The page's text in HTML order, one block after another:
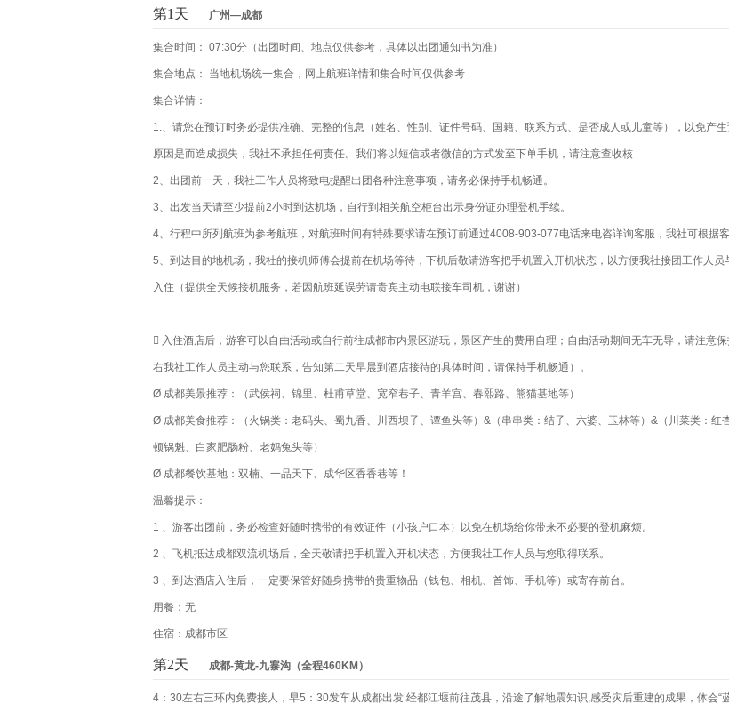
第1天 广州—成都
集合时间： 07:30分（出团时间、地点仅供参考，具体以出团通知书为准）
集合地点： 当地机场统一集合，网上航班详情和集合时间仅供参考
集合详情：
1.、请您在预订时务必提供准确、完整的信息（姓名、性别、证件号码、国籍、联系方式、是否成人或儿童等），以免产
原因是而造成损失，我社不承担任何责任。我们将以短信或者微信的方式发至下单手机，请注意查收核
2、出团前一天，我社工作人员将致电提醒出团各种注意事项，请务必保持手机畅通。
3、出发当天请至少提前2小时到达机场，自行到相关航空柜台出示身份证办理登机手续。
4、行程中所列航班为参考航班，对航班时间有特殊要求请在预订前通过4008-903-077电话来电咨详询客服，我社可根据
5、到达目的地机场，我社的接机师傅会提前在机场等待，下机后敬请游客把手机置入开机状态，以方便我社接团工作人
入住（提供全天候接机服务，若因航班延误劳请贵宾主动电联接车司机，谢谢）
 入住酒店后，游客可以自由活动或自行前往成都市内景区游玩，景区产生的费用自理；自由活动期间无车无导，请注
右我社工作人员主动与您联系，告知第二天早晨到酒店接待的具体时间，请保持手机畅通）。
Ø 成都美景推荐：（武侯祠、锦里、杜甫草堂、宽窄巷子、青羊宫、春熙路、熊猫基地等）
Ø 成都美食推荐：（火锅类：老码头、蜀九香、川西坝子、谭鱼头等）&（串串类：结子、六婆、玉林等）&（川菜类：
顿锅魁、白家肥肠粉、老妈兔头等）
Ø 成都餐饮基地：双楠、一品天下、成华区香香巷等！
温馨提示：
1 、游客出团前，务必检查好随时携带的有效证件（小孩户口本）以免在机场给你带来不必要的登机麻烦。
2 、飞机抵达成都双流机场后，全天敬请把手机置入开机状态，方便我社工作人员与您取得联系。
3 、到达酒店入住后，一定要保管好随身携带的贵重物品（钱包、相机、首饰、手机等）或寄存前台。
用餐：无
住宿：成都市区
第2天 成都-黄龙-九寨沟（全程460KM）
4：30左右三环内免费接人，早5：30发车从成都出发.经都江堰前往茂县，沿途了解地震知识,感受灾后重建的成果，体会“